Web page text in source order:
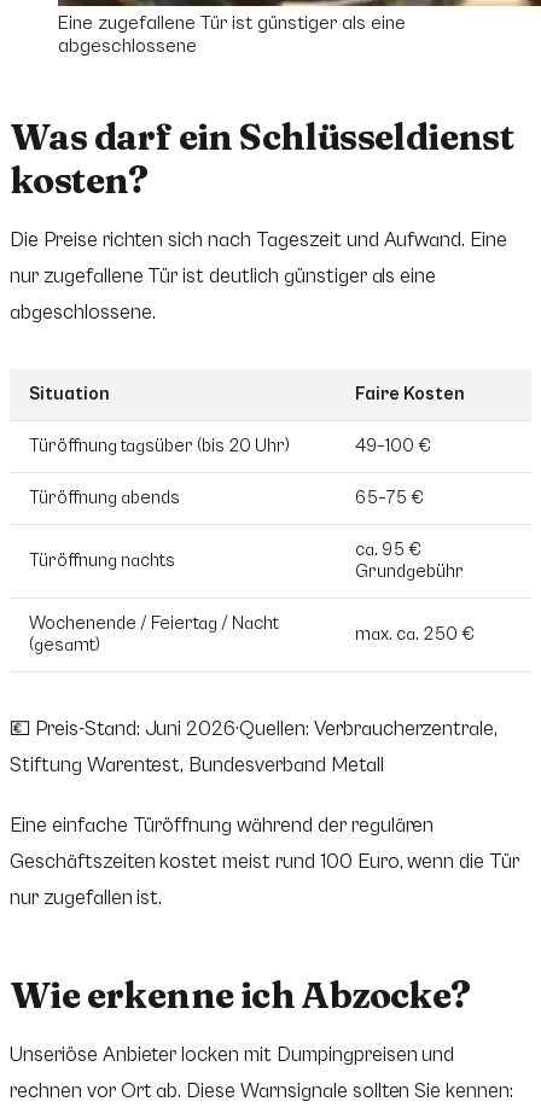
Eine zugefallene Tür ist günstiger als eine
abgeschlossene
Was darf ein Schlüsseldienst
kosten?
Die Preise richten sich nach Tageszeit und Aufwand. Eine
nur zugefallene Tür ist deutlich günstiger als eine
abgeschlossene.
Situation Faire Kosten
Türöffnung tagsüber (bis 20 Uhr) 49–100 €
Türöffnung abends 65–75 €
Türöffnung nachts
ca. 95 €
Grundgebühr
Wochenende / Feiertag / Nacht
(gesamt)
max. ca. 250 €
💶 Preis-Stand: Juni 2026·Quellen: Verbraucherzentrale,
Stiftung Warentest, Bundesverband Metall
Eine einfache Türöffnung während der regulären
Geschäftszeiten kostet meist rund 100 Euro, wenn die Tür
nur zugefallen ist.
Wie erkenne ich Abzocke?
Unseriöse Anbieter locken mit Dumpingpreisen und
rechnen vor Ort ab. Diese Warnsignale sollten Sie kennen: